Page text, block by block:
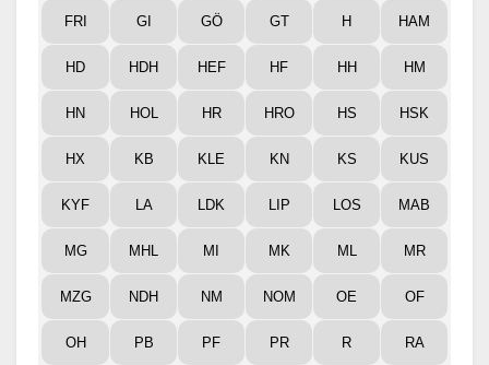
FRI GI GÖ GT H HAM
HD HDH HEF HF HH HM
HN HOL HR HRO HS HSK
HX KB KLE KN KS KUS
KYF LA LDK LIP LOS MAB
MG MHL MI MK ML MR
MZG NDH NM NOM OE OF
OH PB PF PR R RA